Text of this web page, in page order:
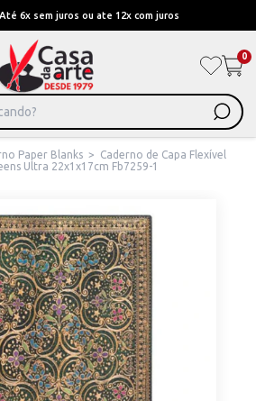
Todo Brasil Com fretes mais baratos
0
Paper Blanks >
Caderno de Capa Flexível
Ultra 22x1x17cm Fb7259-1